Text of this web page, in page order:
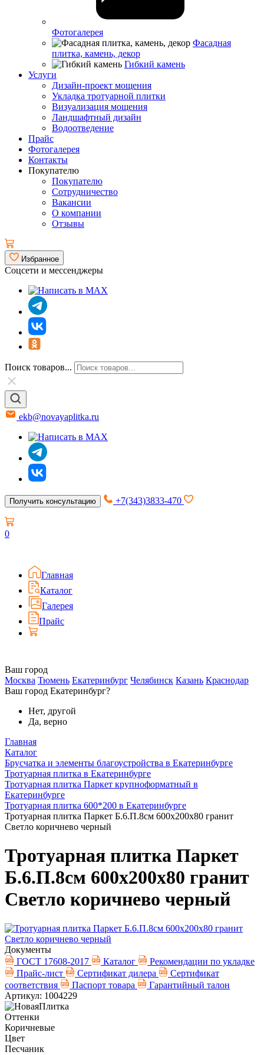
Фотогалерея
Фасадная
плитка, камень, декор
Гибкий камень
Услуги
Дизайн-проект мощения
Укладка тротуарной плитки
Визуализация мощения
Ландшафтный дизайн
Водоотведение
Прайс
Фотогалерея
Контакты
Покупателю
Покупателю
Сотрудничество
Вакансии
О компании
Отзывы
Избранное
Соцсети и мессенджеры
Поиск товаров...
ekb@novayaplitka.ru
Получить консультацию +7(343)3833-470
0
Главная
Каталог
Галерея
Прайс
Ваш город
Москва Тюмень Екатеринбург Челябинск Казань Краснодар
Ваш город Екатеринбург?
Нет, другой
Да, верно
Главная
Каталог
Брусчатка и элементы благоустройства в Екатеринбурге
Тротуарная плитка в Екатеринбурге
Тротуарная плитка Паркет крупноформатный в
Екатеринбурге
Тротуарная плитка 600*200 в Екатеринбурге
Тротуарная плитка Паркет Б.6.П.8см 600х200х80 гранит
Светло коричнево черный
Тротуарная плитка Паркет
Б.6.П.8см 600х200х80 гранит
Светло коричнево черный
Документы
ГОСТ 17608-2017
Каталог
Рекомендации по укладке
Прайс-лист
Сертификат дилера
Сертификат
соответствия
Паспорт товара
Гарантийный талон
Артикул: 1004229
Оттенки
Коричневые
Цвет
Песчаник